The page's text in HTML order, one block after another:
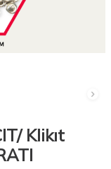
Klikıt